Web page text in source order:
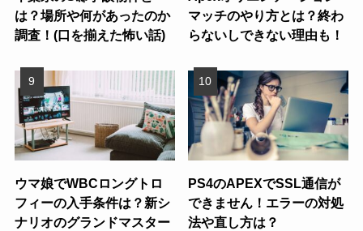
は？場所や何があったのか
調査！(口を揃えた怖い話)
マッチのやり方とは？終わ
らないしできない理由も！
ウマ娘でWBCロングトロ
フィーの入手条件は？新シ
ナリオのグランドマスター
PS4のAPEXでSSL通信が
できません！エラーの対処
法や直し方は？